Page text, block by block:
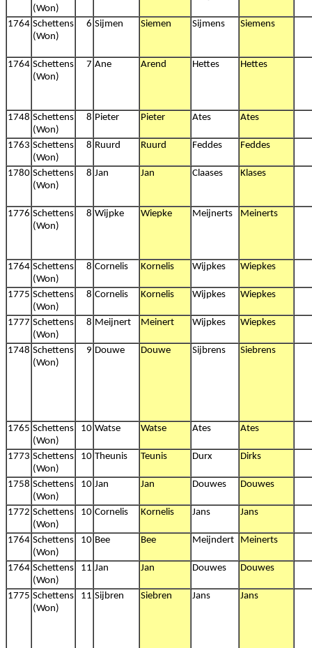
(Won)
1764 Schettens
(Won)
6 Sijmen Siemen Sijmens Siemens
1764 Schettens
(Won)
7 Ane Arend Hettes Hettes
1748 Schettens
(Won)
8 Pieter Pieter Ates Ates
1763 Schettens
(Won)
8 Ruurd Ruurd Feddes Feddes
1780 Schettens
(Won)
8 Jan Jan Claases Klases
1776 Schettens
(Won)
8 Wijpke Wiepke Meijnerts Meinerts
1764 Schettens
(Won)
8 Cornelis Kornelis Wijpkes Wiepkes
1775 Schettens
(Won)
8 Cornelis Kornelis Wijpkes Wiepkes
1777 Schettens
(Won)
8 Meijnert Meinert Wijpkes Wiepkes
1748 Schettens
(Won)
9 Douwe Douwe Sijbrens Siebrens
1765 Schettens
(Won)
10 Watse Watse Ates Ates
1773 Schettens
(Won)
10 Theunis Teunis Durx Dirks
1758 Schettens
(Won)
10 Jan Jan Douwes Douwes
1772 Schettens
(Won)
10 Cornelis Kornelis Jans Jans
1764 Schettens
(Won)
10 Bee Bee Meijndert Meinerts
1764 Schettens
(Won)
11 Jan Jan Douwes Douwes
1775 Schettens
(Won)
11 Sijbren Siebren Jans Jans